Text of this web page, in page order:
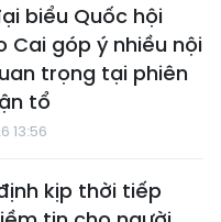
biểu Quốc hội
Cai góp ý nhiều nội
trọng tại phiên
tổ
13:56
kịp thời tiếp